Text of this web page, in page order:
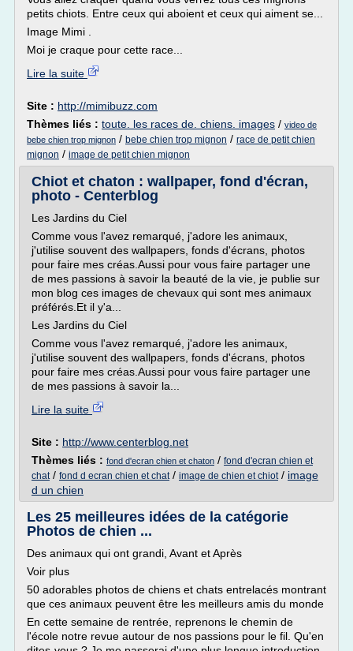
petits chiots. Entre ceux qui aboient et ceux qui aiment se...
Image Mimi .
Moi je craque pour cette race...
Lire la suite
Site : http://mimibuzz.com
Thèmes liés : toute. les races de. chiens. images / video de
bebe chien trop mignon / bebe chien trop mignon / race de petit chien
mignon / image de petit chien mignon
Chiot et chaton : wallpaper, fond d'écran,
photo - Centerblog
Les Jardins du Ciel
Comme vous l'avez remarqué, j'adore les animaux,
j'utilise souvent des wallpapers, fonds d'écrans, photos
pour faire mes créas.Aussi pour vous faire partager une
de mes passions à savoir la beauté de la vie, je publie sur
mon blog ces images de chevaux qui sont mes animaux
préférés.Et il y'a...
Les Jardins du Ciel
Comme vous l'avez remarqué, j'adore les animaux,
j'utilise souvent des wallpapers, fonds d'écrans, photos
pour faire mes créas.Aussi pour vous faire partager une
de mes passions à savoir la...
Lire la suite
Site : http://www.centerblog.net
Thèmes liés : fond d'ecran chien et chaton / fond d'ecran chien et
chat/ fond d ecran chien et chat/ image de chien et chiot/ image
d un chien
Les 25 meilleures idées de la catégorie
Photos de chien ...
Des animaux qui ont grandi, Avant et Après
Voir plus
50 adorables photos de chiens et chats entrelacés montrant
que ces animaux peuvent être les meilleurs amis du monde
En cette semaine de rentrée, reprenons le chemin de
l'école notre revue autour de nos passions pour le fil. Qu'en